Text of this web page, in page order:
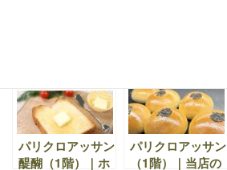
パリクロアッサン
醍醐（1階）｜ホ
パリクロアッサン
（1階）｜当店の